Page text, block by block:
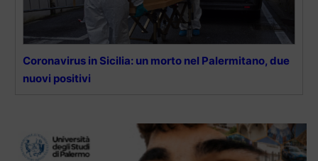
Coronavirus in Sicilia: un morto nel Palermitano, due
nuovi positivi